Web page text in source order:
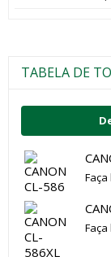
TABELA DE